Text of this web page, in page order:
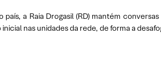
país, a Raia Drogasil (RD) mantém
nas unidades da rede, de forma a